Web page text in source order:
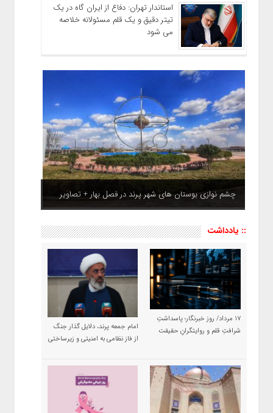
استاندار تهران: دفاع از ایران گاه در یک
تیتر دقیق و یک قلم مسئولانه خلاصه
می شود
چشم نوازی بوستان های شهر پرند در فصل بهار + تصاویر
:: یادداشت
۱۷ مرداد/ روز خبرنگار؛ پاسداشتِ
شرافتِ قلم و روایتگرانِ حقیقت
امام جمعه پرند، دلایل گذار جنگ
از فاز نظامی به امنیتی و زیرساختی